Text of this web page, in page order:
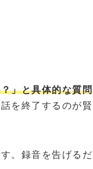
」と具体的な質問
を終了するのが賢
。録音を告げるだ